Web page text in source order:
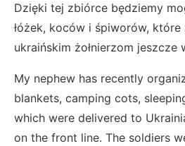
Dzięki tej zbiórce będziemy
łóżek, koców i śpiworów,
ukraińskim żołnierzom jeszcze
My nephew has recently
blankets, camping cots,
which were delivered to
on the front line. The soldiers